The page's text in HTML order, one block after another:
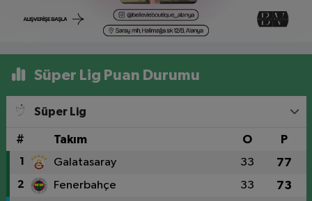
Süper Lig Puan Durumu
Süper Lig
# Takım O P
1 Galatasaray 33 77
2 Fenerbahçe 33 73